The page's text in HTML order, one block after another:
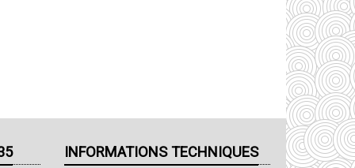
INFORMATIONS TECHNIQUES